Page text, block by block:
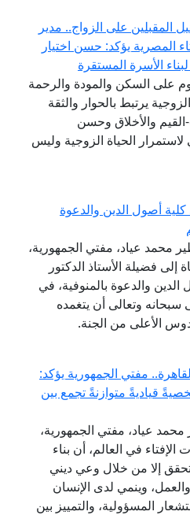
على الزواج.. مدير
يؤكد: حسن اختيار
الأسرة المستقرة
السكن والمودة والرحمة
يرتبط بالحوار والثقة
والأخلاق وحسن
الحياة الزوجية وليس
أصول الدين والدعوة
عياد، مفتي الجمهورية،
فضيلة الأستاذ الدكتور
والدعوة بالمنوفية، في
وتعالى أن يتغمده
الأعلى من الجنة.
مفتي الجمهورية يؤكد:
متوازنةً تجمع بين
عياد، مفتي الجمهورية،
في العالم، أن بناء
إلا من خلال وعي ديني
وينمي لدى الإنسان
المسؤولية، والتمييز بين